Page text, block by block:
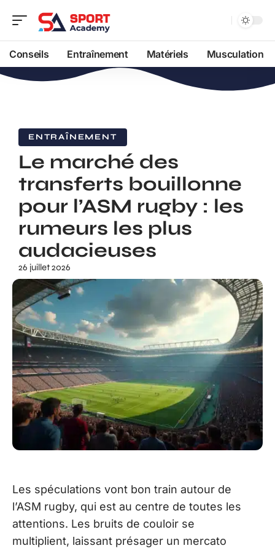
Conseils Entraînement Matériels Musculation
ENTRAÎNEMENT
Le marché des
transferts bouillonne
pour l’ASM rugby : les
rumeurs les plus
audacieuses
26 juillet 2026
Les spéculations vont bon train autour de
l’ASM rugby, qui est au centre de toutes les
attentions. Les bruits de couloir se
multiplient, laissant présager un mercato